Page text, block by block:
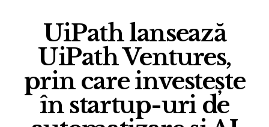
UiPath lansează
UiPath Ventures,
prin care investește
în startup-uri de